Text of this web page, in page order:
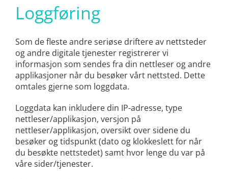
Loggføring
Som de fleste andre seriøse driftere av nettsteder
og andre digitale tjenester registrerer vi
informasjon som sendes fra din nettleser og andre
applikasjoner når du besøker vårt nettsted. Dette
omtales gjerne som loggdata.
Loggdata kan inkludere din IP-adresse, type
nettleser/applikasjon, versjon på
nettleser/applikasjon, oversikt over sidene du
besøker og tidspunkt (dato og klokkeslett for når
du besøkte nettstedet) samt hvor lenge du var på
våre sider/tjenester.